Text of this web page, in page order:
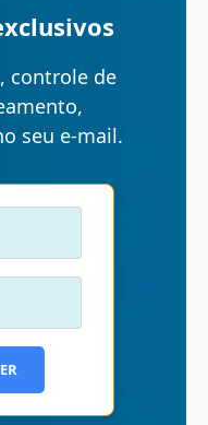
controle de
seu e-mail.